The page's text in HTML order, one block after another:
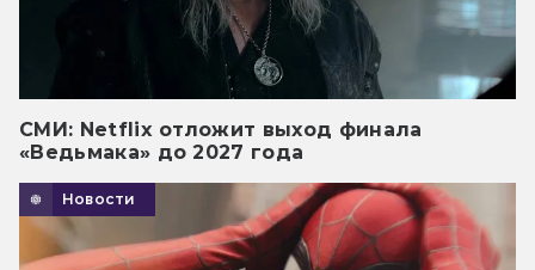
СМИ: Netflix отложит выход финала
«Ведьмака» до 2027 года
Новости